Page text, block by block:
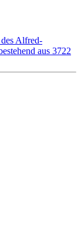
Alfred-
aus 3722